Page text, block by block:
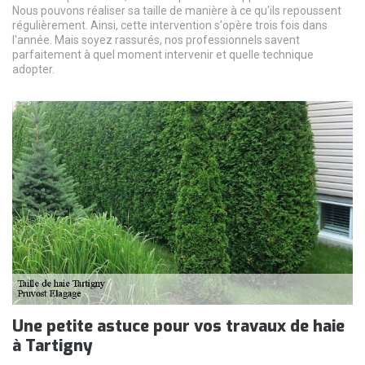
Nous pouvons réaliser sa taille de manière à ce qu'ils repoussent
régulièrement. Ainsi, cette intervention s'opère trois fois dans
l'année. Mais soyez rassurés, nos professionnels savent
parfaitement à quel moment intervenir et quelle technique
adopter.
Une petite astuce pour vos travaux de haie
à Tartigny